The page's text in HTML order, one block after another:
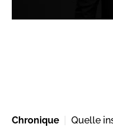
Chronique
Quelle